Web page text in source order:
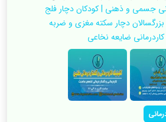
جسمی و ذهنی | کودکان دچار فلج
دچار سکته مغزی و ضربه
ضایعه نخاعی